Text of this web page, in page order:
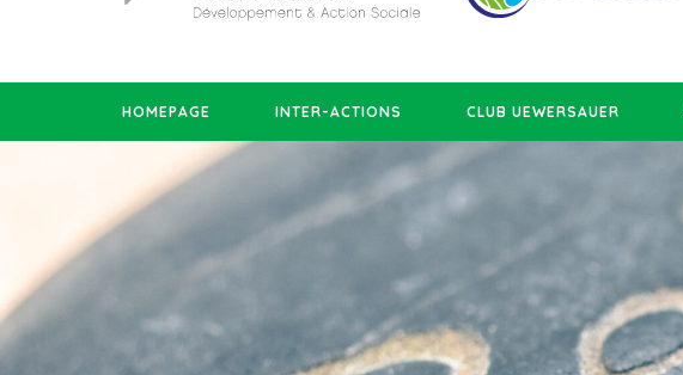
HOMEPAGE INTER-ACTIONS CLUB UEWERSAUER